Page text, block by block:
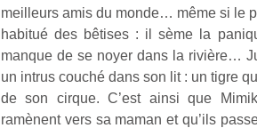
meilleurs amis du monde… même si le
habitué des bêtises : il sème la
manque de se noyer dans la rivière…
un intrus couché dans son lit : un tigre
de son cirque. C’est ainsi que
ramènent vers sa maman et qu’ils